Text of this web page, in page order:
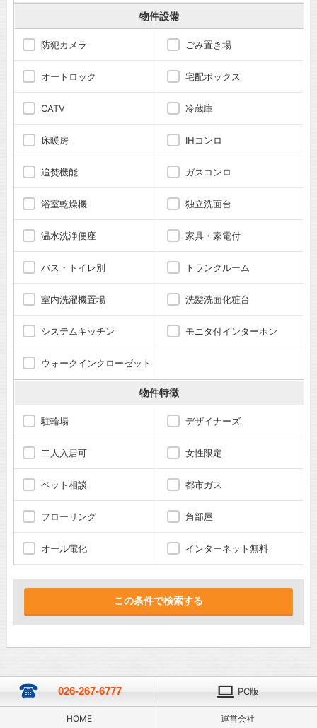
物件設備
防犯カメラ ごみ置き場
オートロック 宅配ボックス
CATV 冷蔵庫
床暖房 IHコンロ
追焚機能 ガスコンロ
浴室乾燥機 独立洗面台
温水洗浄便座 家具・家電付
バス・トイレ別 トランクルーム
室内洗濯機置場 洗髪洗面化粧台
システムキッチン モニタ付インターホン
ウォークインクローゼット
物件特徴
駐輪場 デザイナーズ
二人入居可 女性限定
ペット相談 都市ガス
フローリング 角部屋
オール電化 インターネット無料
026-267-6777 PC版
HOME 運営会社